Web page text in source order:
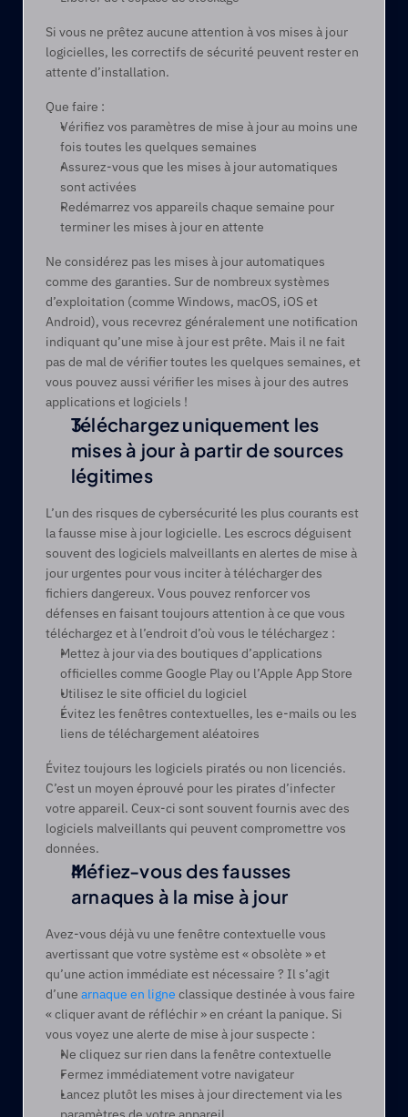
Si vous ne prêtez aucune attention à vos mises à jour
logicielles, les correctifs de sécurité peuvent rester en
attente d’installation.
Que faire :
Vérifiez vos paramètres de mise à jour au moins une
fois toutes les quelques semaines
Assurez-vous que les mises à jour automatiques
sont activées
Redémarrez vos appareils chaque semaine pour
terminer les mises à jour en attente
Ne considérez pas les mises à jour automatiques
comme des garanties. Sur de nombreux systèmes
d’exploitation (comme Windows, macOS, iOS et
Android), vous recevrez généralement une notification
indiquant qu’une mise à jour est prête. Mais il ne fait
pas de mal de vérifier toutes les quelques semaines, et
vous pouvez aussi vérifier les mises à jour des autres
applications et logiciels !
Téléchargez uniquement les
mises à jour à partir de sources
légitimes
L’un des risques de cybersécurité les plus courants est
la fausse mise à jour logicielle. Les escrocs déguisent
souvent des logiciels malveillants en alertes de mise à
jour urgentes pour vous inciter à télécharger des
fichiers dangereux. Vous pouvez renforcer vos
défenses en faisant toujours attention à ce que vous
téléchargez et à l’endroit d’où vous le téléchargez :
Mettez à jour via des boutiques d’applications
officielles comme Google Play ou l’Apple App Store
Utilisez le site officiel du logiciel
Évitez les fenêtres contextuelles, les e-mails ou les
liens de téléchargement aléatoires
Évitez toujours les logiciels piratés ou non licenciés.
C’est un moyen éprouvé pour les pirates d’infecter
votre appareil. Ceux-ci sont souvent fournis avec des
logiciels malveillants qui peuvent compromettre vos
données.
Méfiez-vous des fausses
arnaques à la mise à jour
Avez-vous déjà vu une fenêtre contextuelle vous
avertissant que votre système est « obsolète » et
qu’une action immédiate est nécessaire ? Il s’agit
d’une arnaque en ligne classique destinée à vous faire
« cliquer avant de réfléchir » en créant la panique. Si
vous voyez une alerte de mise à jour suspecte :
Ne cliquez sur rien dans la fenêtre contextuelle
Fermez immédiatement votre navigateur
Lancez plutôt les mises à jour directement via les